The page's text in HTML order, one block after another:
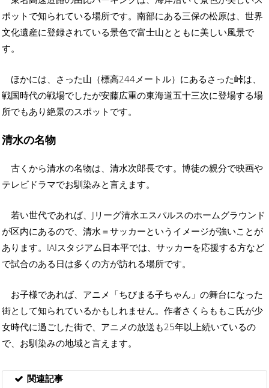
ポットで知られている場所です。南部にある三保の松原は、世界
文化遺産に登録されている景色で富士山とともに美しい風景で
す。
ほかには、さった山（標高244メートル）にあるさった峠は、
戦国時代の戦場でしたが安藤広重の東海道五十三次に登場する場
所でもあり絶景のスポットです。
清水の名物
古くから清水の名物は、清水次郎長です。博徒の親分で映画や
テレビドラマでお馴染みと言えます。
若い世代であれば、Jリーグ清水エスパルスのホームグラウンド
が区内にあるので、清水＝サッカーというイメージが強いことが
あります。IAIスタジアム日本平では、サッカーを応援する方など
で試合のある日は多くの方が訪れる場所です。
お子様であれば、アニメ「ちびまる子ちゃん」の舞台になった
街として知られているかもしれません。作者さくらももこ氏が少
女時代に過ごした街で、アニメの放送も25年以上続いているの
で、お馴染みの地域と言えます。
関連記事